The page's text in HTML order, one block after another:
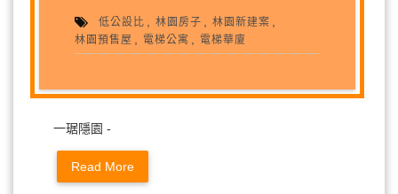
低公設比 ,林園房子 ,林園新建案
林園預售屋 電梯公寓 電梯華廈
一琚隱園 -
Read More